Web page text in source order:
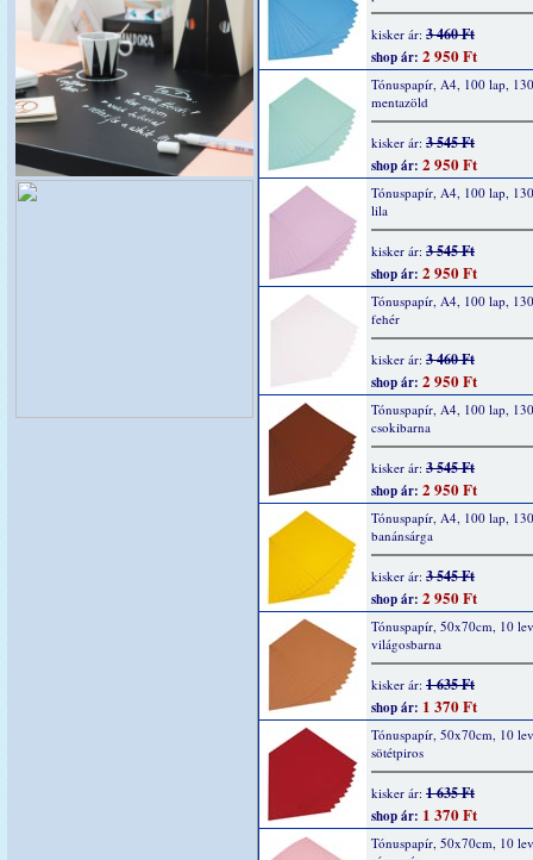
kisker ár: 3 460 Ft
shop ár: 2 950 Ft
Tónuspapír, A4, 100 lap,
mentazöld
kisker ár: 3 545 Ft
shop ár: 2 950 Ft
Tónuspapír, A4, 100 lap,
lila
kisker ár: 3 545 Ft
shop ár: 2 950 Ft
Tónuspapír, A4, 100 lap,
fehér
kisker ár: 3 460 Ft
shop ár: 2 950 Ft
Tónuspapír, A4, 100 lap,
csokibarna
kisker ár: 3 545 Ft
shop ár: 2 950 Ft
Tónuspapír, A4, 100 lap,
banánsárga
kisker ár: 3 545 Ft
shop ár: 2 950 Ft
Tónuspapír, 50x70cm, 10
világosbarna
kisker ár: 1 635 Ft
shop ár: 1 370 Ft
Tónuspapír, 50x70cm, 10
sötétpiros
kisker ár: 1 635 Ft
shop ár: 1 370 Ft
Tónuspapír, 50x70cm, 10